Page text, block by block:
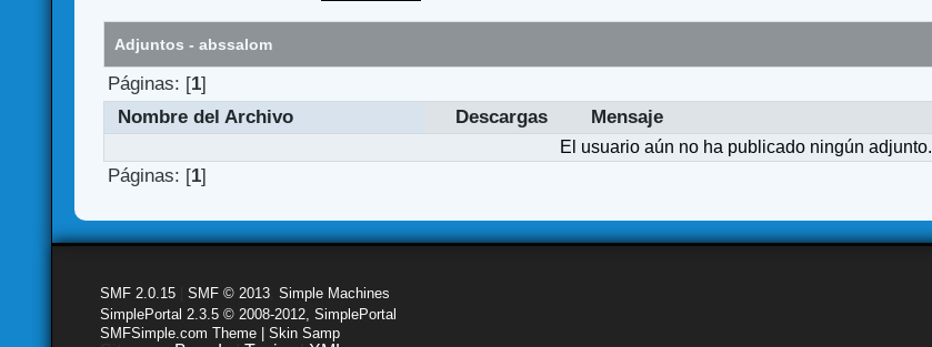
Adjuntos - abssalom
Páginas: [1]
Nombre del Archivo
Descargas Mensaje
El usuario aún no ha publicado ningún adjunto.
Páginas: [1]
SMF 2.0.15 |SMF © 2013 ,Simple Machines
SimplePortal 2.3.5 © 2008-2012, SimplePortal
SMFSimple.com Theme | Skin Samp